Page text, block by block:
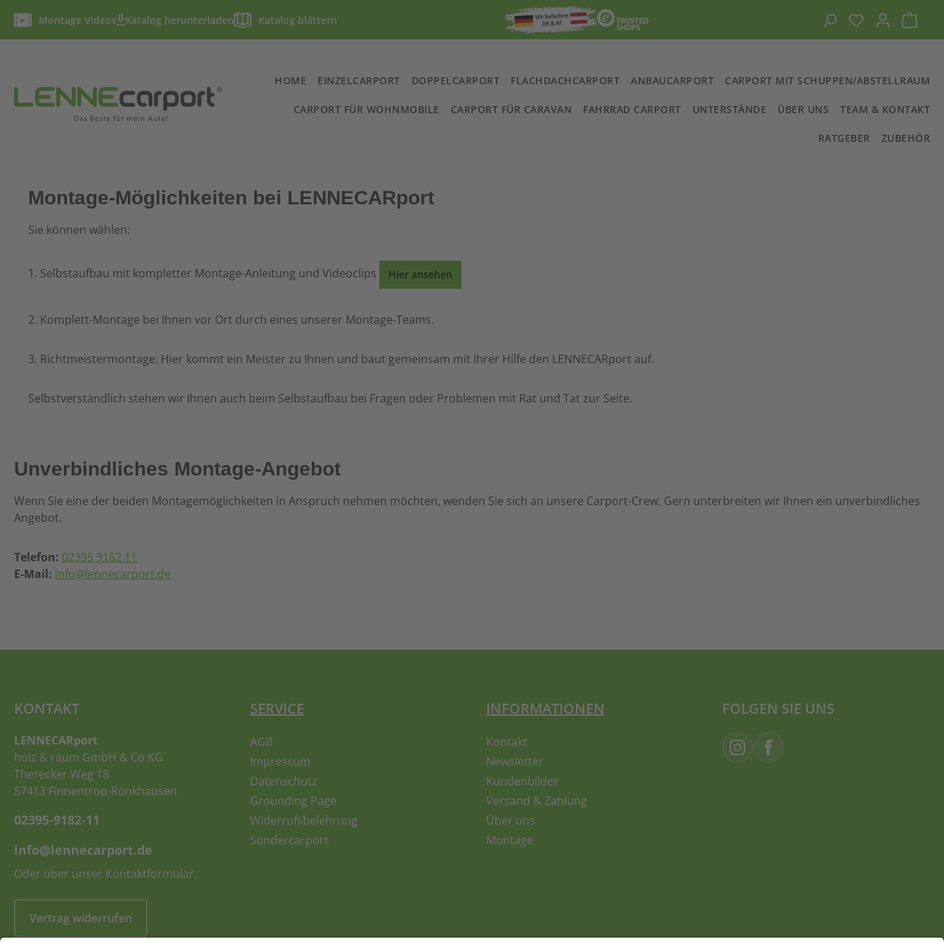
Montage Videos Katalog herunterladen Katalog blättern Du hast 0
HOME EINZELCARPORT DOPPELCARPORT FLACHDACHCARPORT ANBAUCARPORT CARPORT MIT SCHUPPEN/ABSTELLRAUM
CARPORT FÜR WOHNMOBILE CARPORT FÜR CARAVAN FAHRRAD CARPORT UNTERSTÄNDE ÜBER UNS TEAM & KONTAKT
RATGEBER ZUBEHÖR
Montage-Möglichkeiten bei LENNECARport
Sie können wählen:
1. Selbstaufbau mit kompletter Montage-Anleitung und Videoclips Hier ansehen
2. Komplett-Montage bei Ihnen vor Ort durch eines unserer Montage-Teams.
3. Richtmeistermontage: Hier kommt ein Meister zu Ihnen und baut gemeinsam mit Ihrer Hilfe den LENNECARport auf.
Selbstverständlich stehen wir Ihnen auch beim Selbstaufbau bei Fragen oder Problemen mit Rat und Tat zur Seite.
Unverbindliches Montage-Angebot
Wenn Sie eine der beiden Montagemöglichkeiten in Anspruch nehmen möchten, wenden Sie sich an unsere Carport-Crew. Gern unterbreiten wir Ihnen ein unverbindliches
Angebot.
Telefon: 02395 9182 11
E-Mail: info@lennecarport.de
KONTAKT
LENNECARport
holz & raum GmbH & Co KG
Therecker Weg 18
57413 Finnentrop-Rönkhausen
02395-9182-11
info@lennecarport.de
Oder über unser Kontaktformular.
Vertrag widerrufen
SERVICE
AGB
Impressum
Datenschutz
Grounding Page
Widerrufsbelehrung
Sondercarport
INFORMATIONEN
Kontakt
Newsletter
Kundenbilder
Versand & Zahlung
Über uns
Montage
FOLGEN SIE UNS